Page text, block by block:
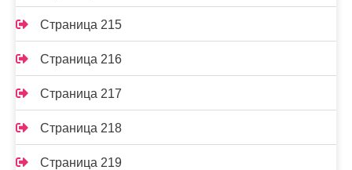
Страница 215
Страница 216
Страница 217
Страница 218
Страница 219